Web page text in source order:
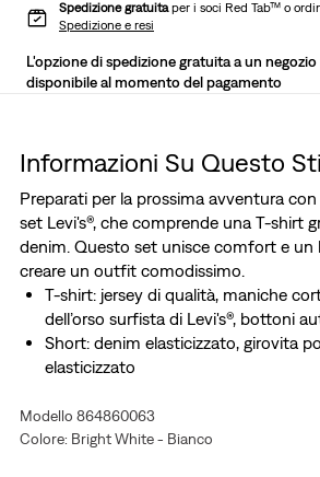
Spedizione gratuitaper i soci Red Tab™ o
Spedizione e resi
L'opzione di spedizione gratuita a un
disponibile al momento del pagamento
Informazioni Su Questo
Preparati per la prossima avventura
set Levi's®, che comprende una T-shirt
denim. Questo set unisce comfort e un
creare un outfit comodissimo.
T-shirt: jersey di qualità, maniche
dell’orso surfista di Levi's®, bottoni
Short: denim elasticizzato, girovita
elasticizzato
Modello 864860063
Colore: Bright White - Bianco